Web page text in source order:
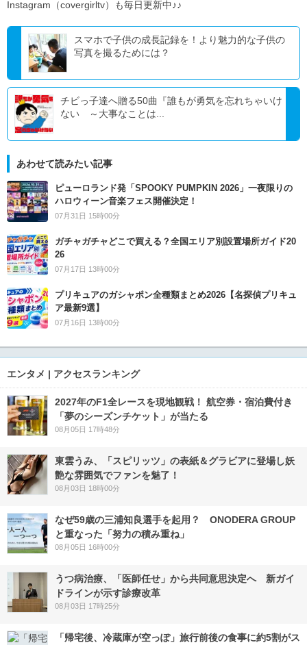
Instagram（covergirltv）も毎日更新中♪♪
スマホで子供の成長記録を！より魅力的な子供の
写真を撮るためには？
チビっ子達へ贈る50曲『誰もが勇気を忘れちゃいけ
ない ～大事なことは...
あわせて読みたい記事
ピューロランド発「SPOOKY PUMPKIN 2026」一夜限りの
ハロウィーン音楽フェス開催決定！
07月31日 15時00分
ガチャガチャどこで買える？全国エリア別設置場所ガイド20
26
07月17日 13時00分
プリキュアのガシャポン全種類まとめ2026【名探偵プリキュ
ア最新9選】
07月16日 13時00分
エンタメ | アクセスランキング
2027年のF1全レースを現地観戦！ 航空券・宿泊費付き
「夢のシーズンチケット」が当たる
08月05日 17時48分
東雲うみ、「スピリッツ」の表紙＆グラビアに登場し妖
艶な雰囲気でファンを魅了！
08月03日 18時00分
なぜ59歳の三浦知良選手を起用？ ONODERA GROUP
と重なった「努力の積み重ね」
08月05日 16時00分
うつ病治療、「医師任せ」から共同意思決定へ 新ガイ
ドラインが示す診療改革
08月03日 17時25分
「帰宅後、冷蔵庫が空っぽ」旅行前後の食事に約5割がス